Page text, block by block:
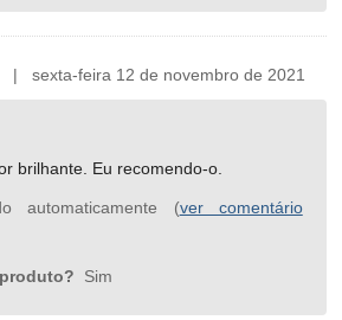
sexta-feira 12 de novembro de 2021
brilhante. Eu recomendo-o.
automaticamente (ver comentário
Sim